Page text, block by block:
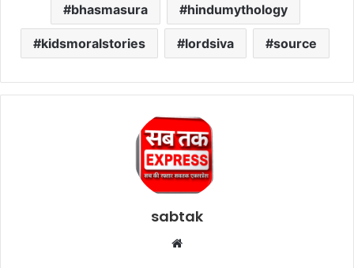
bhasmasura hindumythology
kidsmoralstories lordsiva source
sabtak
Website